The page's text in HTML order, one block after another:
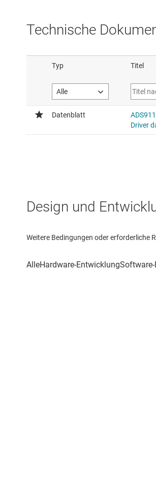
Technische
Design und
Weitere Bedingungen oder erforderliche